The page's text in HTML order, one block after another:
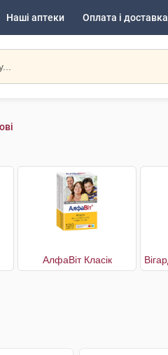
Наші аптеки Оплата і доставка
АлфаВіт Класік